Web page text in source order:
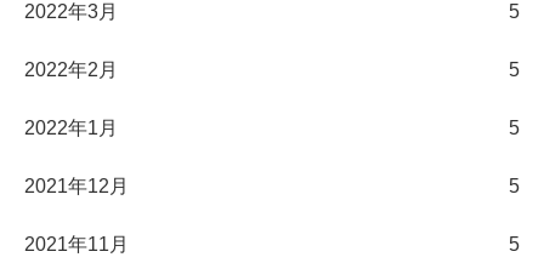
2022年3月 5
2022年2月 5
2022年1月 5
2021年12月 5
2021年11月 5